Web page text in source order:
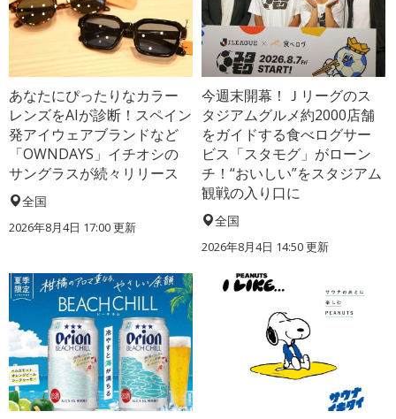
あなたにぴったりなカラー
レンズをAIが診断！スペイン
発アイウェアブランドなど
「OWNDAYS」イチオシの
サングラスが続々リリース
全国
2026年8月4日 17:00更新
今週末開幕！Ｊリーグのス
タジアムグルメ約2000店舗
をガイドする食べログサー
ビス「スタモグ」がローン
チ！“おいしい”をスタジアム
観戦の入り口に
全国
2026年8月4日 14:50更新